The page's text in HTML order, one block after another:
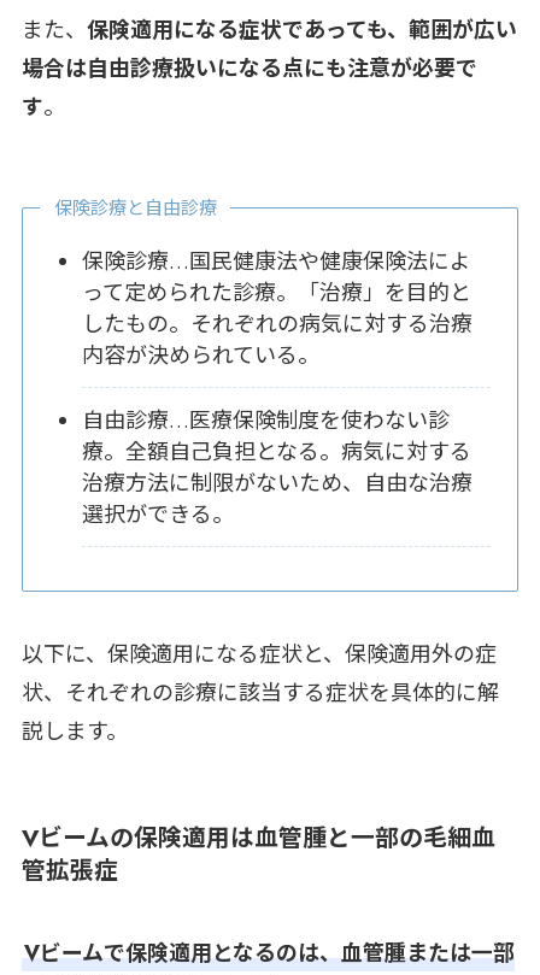
また、 保険適用になる症状であっても、範囲が広い
場合は自由診療扱いになる点にも注意が必要で
す。
保険診療と自由診療
保険診療…国民健康法や健康保険法によ
って定められた診療。「治療」を目的と
したもの。それぞれの病気に対する治療
内容が決められている。
自由診療…医療保険制度を使わない診
療。全額自己負担となる。病気に対する
治療方法に制限がないため、自由な治療
選択ができる。
以下に、保険適用になる症状と、保険適用外の症
状、それぞれの診療に該当する症状を具体的に解
説します。
Vビームの保険適用は血管腫と一部の毛細血
管拡張症
Vビームで保険適用となるのは、血管腫または一部